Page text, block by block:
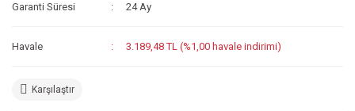
Garanti Süresi 24 Ay
Havale 3.189,48 TL (%1,00 havale indirimi)
Karşılaştır